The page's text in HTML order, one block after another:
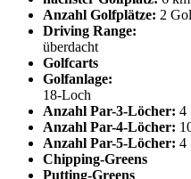
Anzahl Golfplätze: 2
Driving Range:
überdacht
Golfcarts
Golfanlage:
18-Loch
Anzahl Par-3-Löcher: 4
Anzahl Par-4-Löcher:
Anzahl Par-5-Löcher: 4
Chipping-Greens
Putting-Greens